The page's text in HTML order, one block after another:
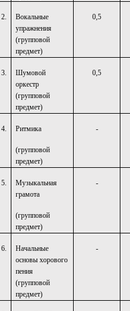
2.
Вокальные
упражнения
(групповой
предмет)
0,5
3.
Шумовой
оркестр
(групповой
предмет)
0,5
4. Ритмика
(групповой
предмет)
-
5.
Музыкальная
грамота
(групповой
предмет)
-
6.
Начальные
основы хорового
пения
(групповой
предмет)
-